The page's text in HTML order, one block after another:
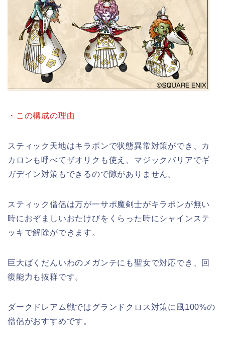
・この構成の理由
スティック天地はキラポンで状態異常対策ができ、カ
カロンも呼べてザオリクも使え、マジックバリアでギ
ガデイン対策もできるので隙がありません。
スティック僧侶は万が一サポ魔剣士がキラポンが無い
時におぞましいおたけびをくらった時にシャインステ
ッキで解除ができます。
巨大ばくだんいわのメガンテにも聖女で対応でき、回
復能力も抜群です。
ダークドレアム戦ではグランドクロス対策に風100%の
僧侶がおすすめです。